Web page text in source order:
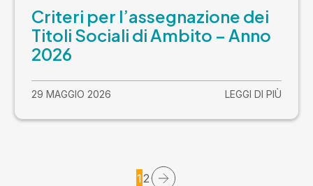
Criteri per l’assegnazione dei
Titoli Sociali di Ambito – Anno
2026
29 MAGGIO 2026 LEGGI DI PIÙ
1 2